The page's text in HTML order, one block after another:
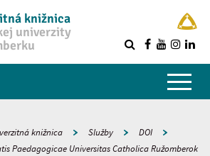
knižnica
univerzity
knižnica Služby
DOI
Paedagogicae Universitas Catholica Ružomberok